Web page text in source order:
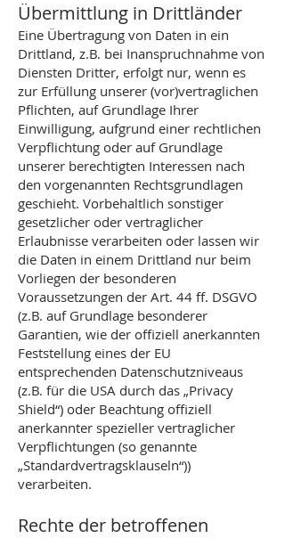
Übermittlung in Drittländer
Eine Übertragung von Daten in ein
Drittland, z.B. bei Inanspruchnahme von
Diensten Dritter, erfolgt nur, wenn es
zur Erfüllung unserer (vor)vertraglichen
Pflichten, auf Grundlage Ihrer
Einwilligung, aufgrund einer rechtlichen
Verpflichtung oder auf Grundlage
unserer berechtigten Interessen nach
den vorgenannten Rechtsgrundlagen
geschieht. Vorbehaltlich sonstiger
gesetzlicher oder vertraglicher
Erlaubnisse verarbeiten oder lassen wir
die Daten in einem Drittland nur beim
Vorliegen der besonderen
Voraussetzungen der Art. 44 ff. DSGVO
(z.B. auf Grundlage besonderer
Garantien, wie der offiziell anerkannten
Feststellung eines der EU
entsprechenden Datenschutzniveaus
(z.B. für die USA durch das „Privacy
Shield“) oder Beachtung offiziell
anerkannter spezieller vertraglicher
Verpflichtungen (so genannte
„Standardvertragsklauseln“))
verarbeiten.
Rechte der betroffenen